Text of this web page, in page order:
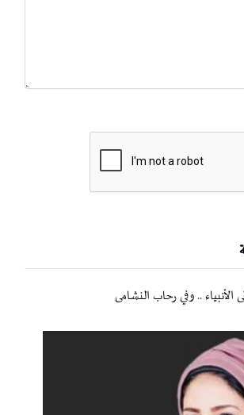
.. وفي رحاب النشامى